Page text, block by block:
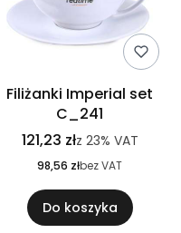
Filiżanki Imperial set
C_241
121,23 złz 23% VAT
98,56 złbez VAT
Do koszyka